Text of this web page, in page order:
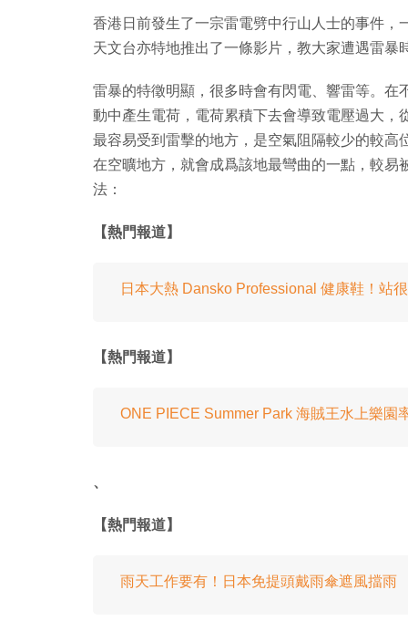
香港日前發生了一宗雷電劈中行山人士的事件
天文台亦特地推出了一條影片，教大家遭遇雷暴
雷暴的特徵明顯，很多時會有閃電、響雷等。
動中產生電荷，電荷累積下去會導致電壓過大
最容易受到雷擊的地方，是空氣阻隔較少的較
在空曠地方，就會成爲該地最彎曲的一點，較
法：
【熱門報道】
日本大熱 Dansko Professional 健康鞋！站
【熱門報道】
ONE PIECE Summer Park 海賊王水上樂園
、
【熱門報道】
雨天工作要有！日本免提頭戴雨傘遮風擋雨